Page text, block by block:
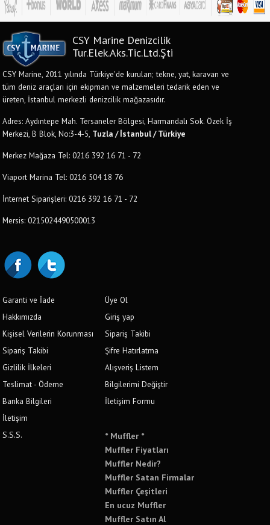
CSY Marine Denizcilik
Tur.Elek.Aks.Tic.Ltd.Şti
CSY Marine, 2011 yılında Türkiye'de kurulan; tekne, yat, karavan ve
tüm deniz araçları için ekipman ve malzemeleri tedarik eden ve
üreten, İstanbul merkezli denizcilik mağazasıdır.
Adres: Aydıntepe Mah. Tersaneler Bölgesi, Harmandalı Sok. Özek İş
Merkezi, B Blok, No:3-4-5, Tuzla / İstanbul / Türkiye
Merkez Mağaza Tel: 0216 392 16 71 - 72
Viaport Marina Tel: 0216 504 18 76
İnternet Siparişleri: 0216 392 16 71 - 72
Mersis: 0215024490500013
Garanti ve İade
Hakkımızda
Kişisel Verilerin Korunması
Sipariş Takibi
Gizlilik İlkeleri
Teslimat - Ödeme
Banka Bilgileri
İletişim
S.S.S.
Üye Ol
Giriş yap
Sipariş Takibi
Şifre Hatırlatma
Alışveriş Listem
Bilgilerimi Değiştir
İletişim Formu
* Muffler *
Muffler Fiyatları
Muffler Nedir?
Muffler Satan Firmalar
Muffler Çeşitleri
En ucuz Muffler
Muffler Satın Al